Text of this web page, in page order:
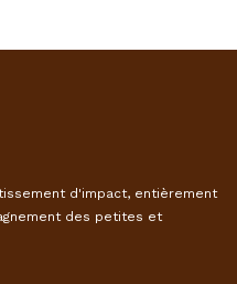
d'impact, entièrement
des petites et